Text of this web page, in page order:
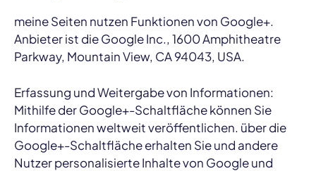
meine Seiten nutzen Funktionen von Google+.
Anbieter ist die Google Inc., 1600 Amphitheatre
Parkway, Mountain View, CA 94043, USA.
Erfassung und Weitergabe von Informationen:
Mithilfe der Google+-Schaltfläche können Sie
Informationen weltweit veröffentlichen. über die
Google+-Schaltfläche erhalten Sie und andere
Nutzer personalisierte Inhalte von Google und